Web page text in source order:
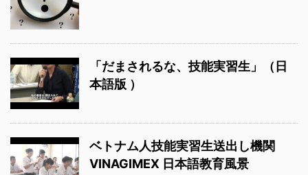
「だまされるな、技能実習生」（日
本語版 ）
ベトナム人技能実習生送出し機関
VINAGIMEX 日本語教育風景